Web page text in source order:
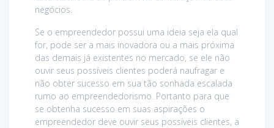
negócios.
Se o empreendedor possui uma ideia seja ela qual
for, pode ser a mais inovadora ou a mais próxima
das demais já existentes no mercado, se ele não
ouvir seus possíveis clientes poderá naufragar e
não obter sucesso em sua tão sonhada escalada
rumo ao empreendedorismo. Portanto para que
se obtenha sucesso em suas aspirações o
empreendedor deve ouvir seus possíveis clientes, a